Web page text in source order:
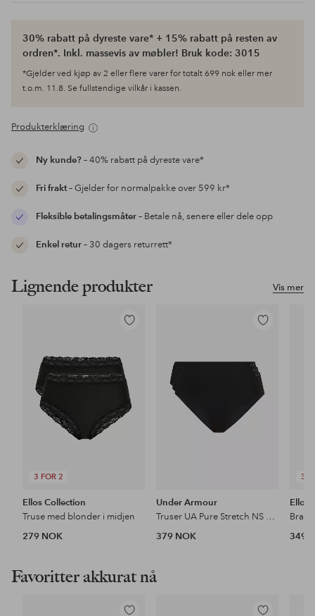
30% rabatt på dyreste vare* + 15% rabatt på resten av
ordren*. Inkl. massevis av møbler! Bruk kode: 3015
*Gjelder ved kjøp av 2 eller flere varer for totalt 699 nok eller mer
t.o.m. 11.8. Se fullstendige vilkår i kassen.
Produkterklæring
Ny kunde?– 40% rabatt på dyreste vare*
Fri frakt– Gjelder for normalpakke over 599 kr*
Fleksible betalingsmåter– Betale nå, senere eller dele opp
Enkel retur– 30 dagers returrett*
Vis mer
Lignende produkter
3 FOR 2
Legg
Ellos Collection
Truse med blonder i midjen
279 NOK
Legg
Under Armour
Truser UA Pure Stretch NS Hip 3-pakning
379 NOK
3
Ellos
349
Favoritter akkurat nå